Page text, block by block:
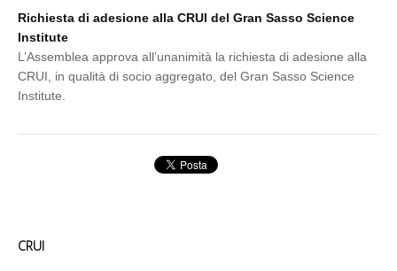
Richiesta di adesione alla CRUI del Gran Sasso Science
Institute
L’Assemblea approva all’unanimità la richiesta di adesione alla
CRUI, in qualità di socio aggregato, del Gran Sasso Science
Institute.
CRUI